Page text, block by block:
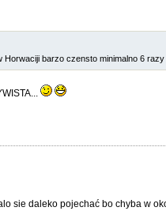
Horwaciji barzo czensto minimalno 6
sie daleko pojechać bo chyba w